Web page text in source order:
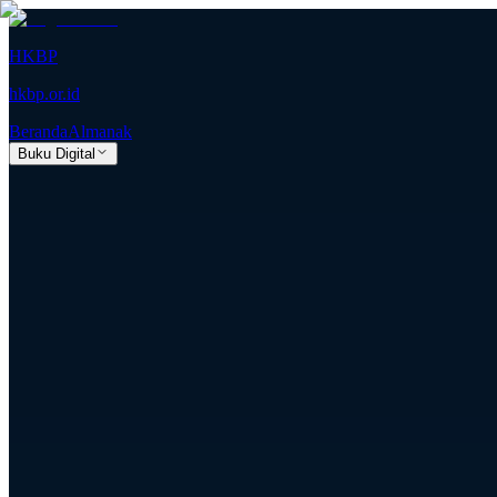
HKBP
hkbp.or.id
BerandaAlmanak
Buku Digital